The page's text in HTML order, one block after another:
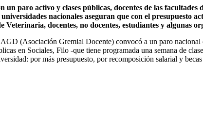
un paro activo y clases públicas, docentes de las
universidades nacionales aseguran que con el presupuesto
Veterinaria, docentes, no docentes, estudiantes y algunas
(Asociación Gremial Docente) convocó a un paro nacional
en Sociales, Filo -que tiene programada una semana de
por más presupuesto, por recomposición salarial y